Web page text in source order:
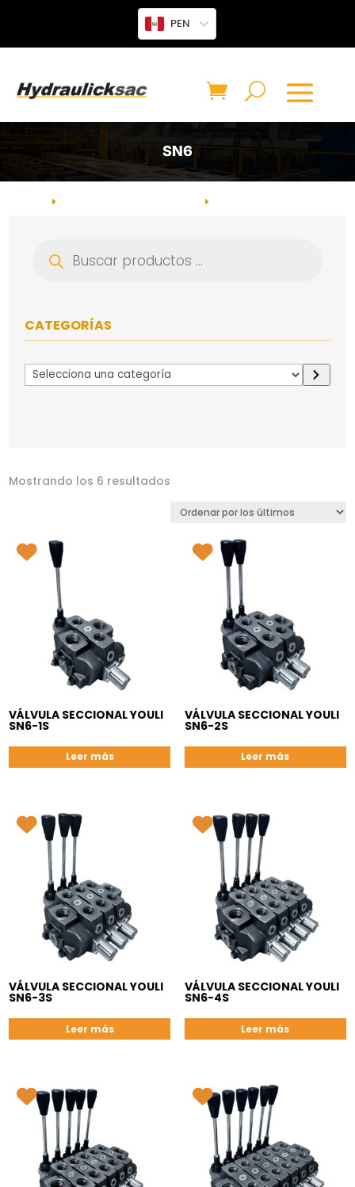
PEN
SN6
E E
productos
CATEGORÍAS
Selecciona
una
Mostrando los 6 resultados
VÁLVULA SECCIONAL YOULI
SN6-1S
Leer más
VÁLVULA SECCIONAL YOULI
SN6-2S
Leer más
VÁLVULA SECCIONAL YOULI
SN6-3S
Leer más
VÁLVULA SECCIONAL YOULI
SN6-4S
Leer más